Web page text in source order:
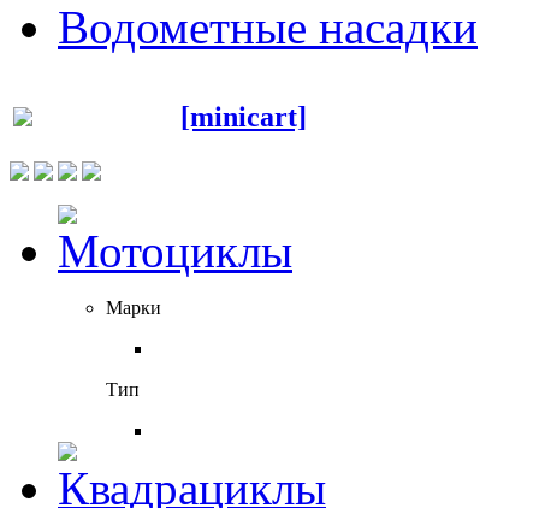
Водометные насадки
[minicart]
Марки
Тип